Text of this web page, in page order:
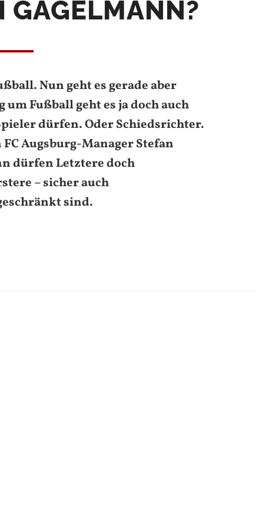
GAGELMANN?
Nun geht es gerade aber
Fußball geht es ja doch auch
dürfen. Oder Schiedsrichter.
Augsburg-Manager Stefan
dürfen Letztere doch
– sicher auch
sind.